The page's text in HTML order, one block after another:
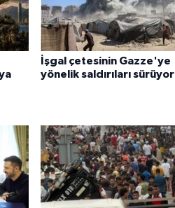
İşgal çetesinin Gazze'ye
yönelik saldırıları sürüyor